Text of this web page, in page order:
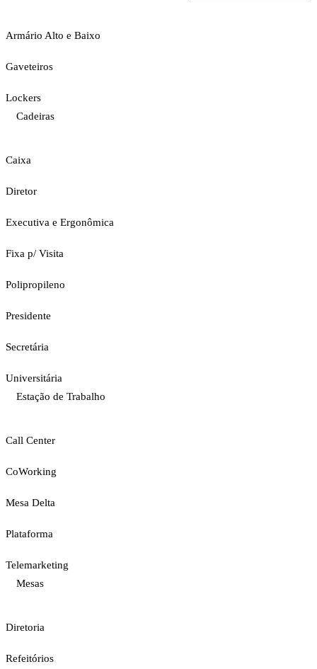
Armário Alto e Baixo
Gaveteiros
Lockers
Cadeiras
Caixa
Diretor
Executiva e Ergonômica
Fixa p/ Visita
Polipropileno
Presidente
Secretária
Universitária
Estação de Trabalho
Call Center
CoWorking
Mesa Delta
Plataforma
Telemarketing
Mesas
Diretoria
Refeitórios